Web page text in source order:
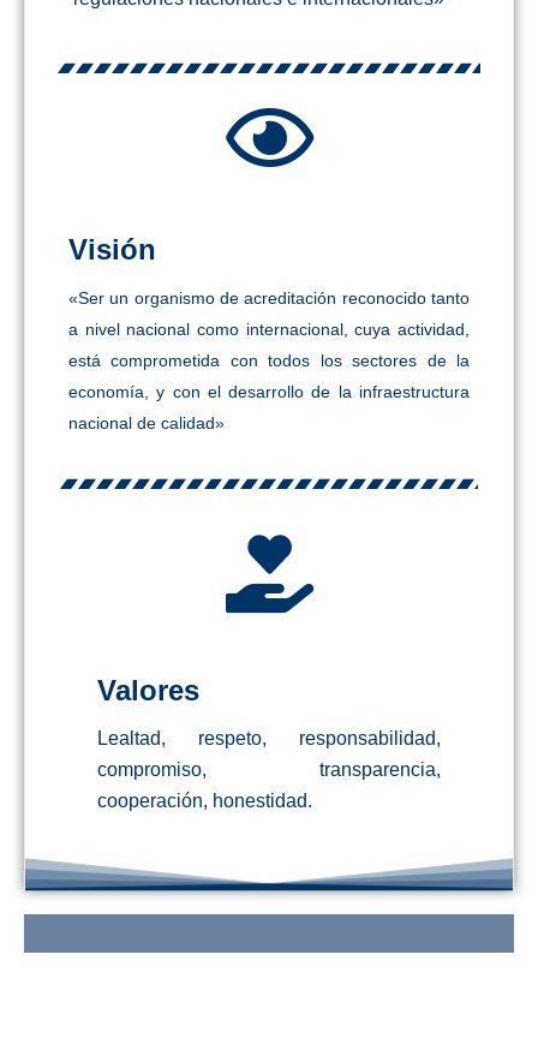
Visión
«Ser un organismo de acreditación reconocido tanto
a nivel nacional como internacional, cuya actividad,
está comprometida con todos los sectores de la
economía, y con el desarrollo de la infraestructura
nacional de calidad»
Valores
Lealtad, respeto, responsabilidad,
compromiso, transparencia,
cooperación, honestidad.